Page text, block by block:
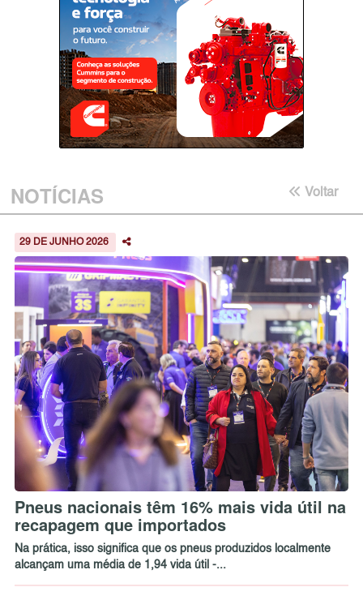
NOTÍCIAS Voltar
29 DE JUNHO 2026
Pneus nacionais têm 16% mais vida útil na
recapagem que importados
Na prática, isso significa que os pneus produzidos localmente
alcançam uma média de 1,94 vida útil -...